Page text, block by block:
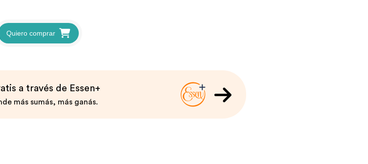
Quiero comprar
a través de Essen+
más sumás, más ganás.